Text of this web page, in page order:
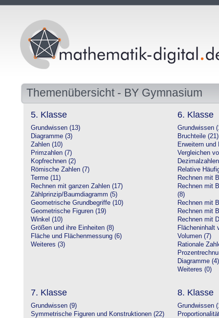
Themenübersicht - BY Gymnasium
5. Klasse
Grundwissen (13)
Diagramme (3)
Zahlen (10)
Primzahlen (7)
Kopfrechnen (2)
Römische Zahlen (7)
Terme (11)
Rechnen mit ganzen Zahlen (17)
Zählprinzip/Baumdiagramm (5)
Geometrische Grundbegriffe (10)
Geometrische Figuren (19)
Winkel (10)
Größen und ihre Einheiten (8)
Fläche und Flächenmessung (6)
Weiteres (3)
6. Klasse
Grundwissen
Bruchteile (21)
Erweitern und
Vergleichen
Relative
Rechnen mit
Rechnen mit
(8)
Rechnen mit
Rechnen mit
Rechnen mit
Flächeninhalt
Volumen (7)
Rationale
Diagramme (4)
Weiteres (0)
7. Klasse
Grundwissen (9)
Symmetrische Figuren und Konstruktionen (22)
8. Klasse
Grundwissen